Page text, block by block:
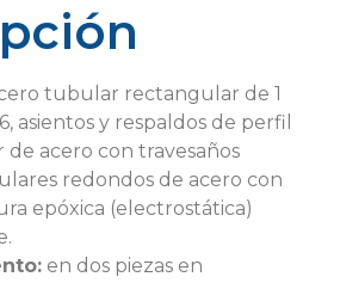
tubular rectangular de 1
asientos y respaldos de perfil
acero con travesaños
redondos de acero con
epóxica (electrostática)
en dos piezas en